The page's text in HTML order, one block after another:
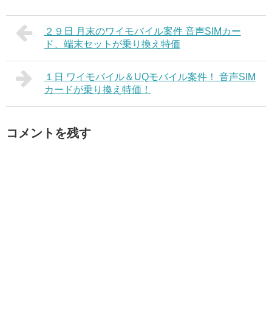
２９日 月末のワイモバイル案件 音声SIMカー
ド、端末セットが乗り換え特価
１日 ワイモバイル＆UQモバイル案件！ 音声SIM
カードが乗り換え特価！
コメントを残す